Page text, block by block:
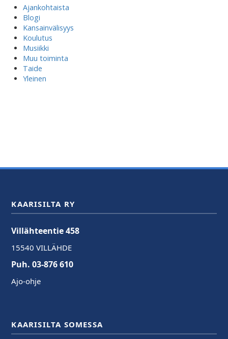
Ajankohtaista
Blogi
Kansainvälisyys
Koulutus
Musiikki
Muu toiminta
Taide
Yleinen
KAARISILTA RY
Villähteentie 458
15540 VILLÄHDE
Puh. 03-876 610
Ajo-ohje
KAARISILTA SOMESSA